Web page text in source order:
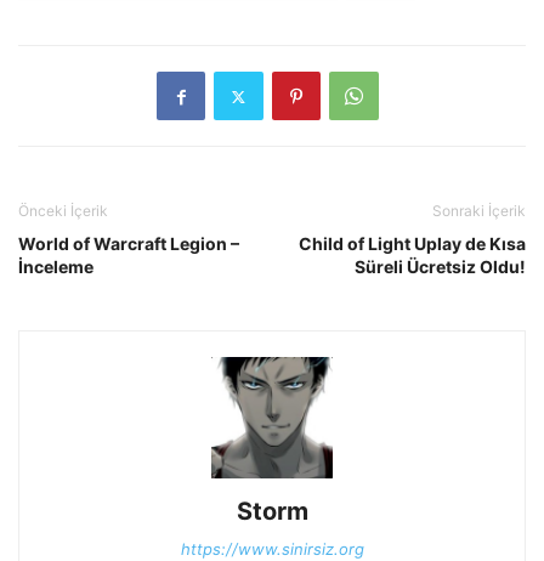
Önceki İçerik
World of Warcraft Legion –
İnceleme
Sonraki İçerik
Child of Light Uplay de Kısa
Süreli Ücretsiz Oldu!
Storm
https://www.sinirsiz.org